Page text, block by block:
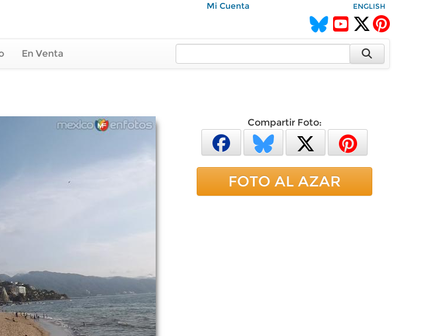
Mi Cuenta ENGLISH
En Venta
Compartir Foto:
FOTO AL AZAR